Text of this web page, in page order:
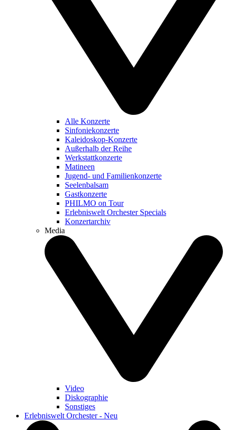
Alle Konzerte
Sinfoniekonzerte
Kaleidoskop-Konzerte
Außerhalb der Reihe
Werkstattkonzerte
Matineen
Jugend- und Familienkonzerte
Seelenbalsam
Gastkonzerte
PHILMO on Tour
Erlebniswelt Orchester Specials
Konzertarchiv
Media
Video
Diskographie
Sonstiges
Erlebniswelt Orchester - Neu